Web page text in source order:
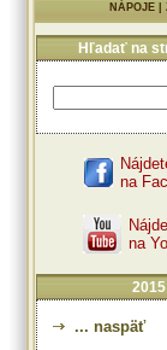
NÁPOJE
Hľadať na
na
na
2015
... naspäť